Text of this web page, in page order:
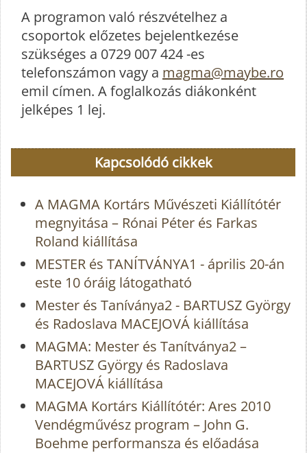
A programon való részvételhez a
csoportok előzetes bejelentkezése
szükséges a 0729 007 424 -es
telefonszámon vagy a magma@maybe.ro
emil címen. A foglalkozás diákonként
jelképes 1 lej.
Kapcsolódó cikkek
A MAGMA Kortárs Művészeti Kiállítótér
megnyitása – Rónai Péter és Farkas
Roland kiállítása
MESTER és TANÍTVÁNYA1 - április 20-án
este 10 óráig látogatható
Mester és Taníványa2 - BARTUSZ György
és Radoslava MACEJOVÁ kiállítása
MAGMA: Mester és Tanítványa2 –
BARTUSZ György és Radoslava
MACEJOVÁ kiállítása
MAGMA Kortárs Kiállítótér: Ares 2010
Vendégművész program – John G.
Boehme performansza és előadása